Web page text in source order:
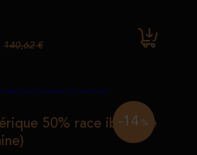
140,62 €
50% race ibérique
-14 %